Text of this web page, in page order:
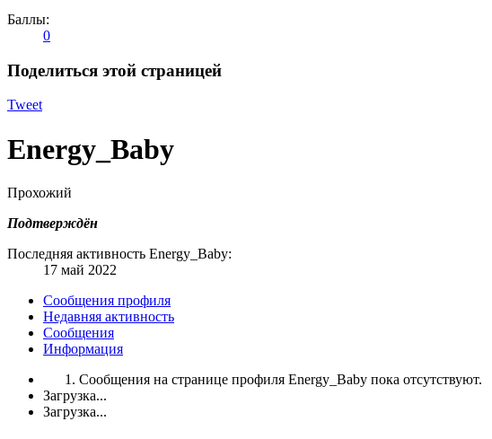
Баллы:
0
Поделиться этой страницей
Tweet
Energy_Baby
Прохожий
Подтверждён
Последняя активность Energy_Baby:
17 май 2022
Сообщения профиля
Недавняя активность
Сообщения
Информация
Сообщения на странице профиля Energy_Baby пока отсутствуют.
Загрузка...
Загрузка...